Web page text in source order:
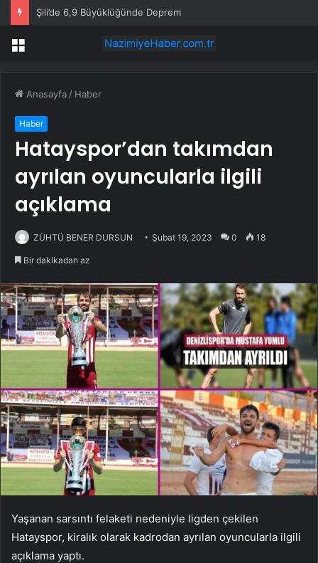
Şili’de 6,9 Büyüklüğünde Deprem
Menü
Anasayfa / Haber
Haber
Hatayspor’dan takımdan
ayrılan oyuncularla ilgili
açıklama
ZÜHTÜ BENER DURSUN Şubat 19, 2023 0 18
Bir dakikadan az
Yaşanan sarsıntı felaketi nedeniyle ligden çekilen
Hatayspor, kiralık olarak kadrodan ayrılan oyuncularla ilgili
açıklama yaptı.